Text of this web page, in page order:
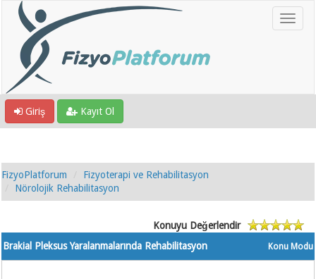
Giriş Kayıt Ol
FizyoPlatforum
Fizyoterapi ve Rehabilitasyon
Nörolojik Rehabilitasyon
Konuyu Değerlendir
Konu Modu
Brakial Pleksus Yaralanmalarında Rehabilitasyon